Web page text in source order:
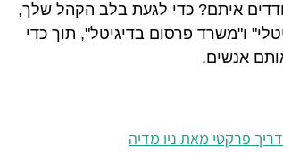
איתם? כדי לגעת בלב הקהל שלך,
ו"משרד פרסום בדיגיטל", תוך כדי
אנשים.
פרקטי מאת ניו מדיה